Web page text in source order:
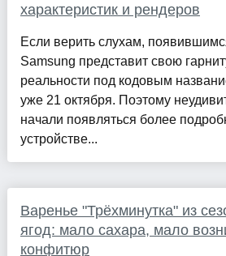
характеристик и рендеров
Если верить слухам,
Samsung представит свою
реальности под кодовым
уже 21 октября. Поэтому
начали появляться более
устройстве...
Варенье "Трёхминутка" из
ягод: мало сахара, мало
конфитюр